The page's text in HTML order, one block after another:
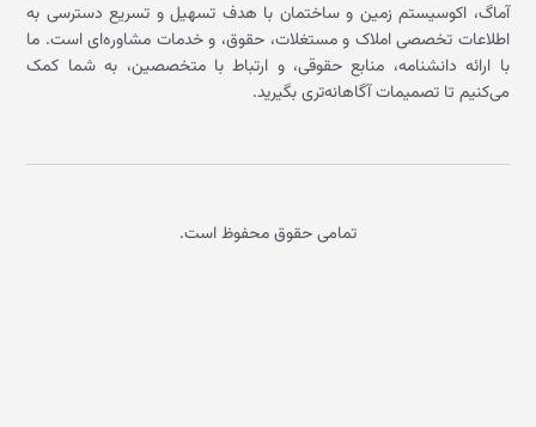
آماگ، اکوسیستم زمین و ساختمان با هدف تسهیل و تسریع دسترسی به
اطلاعات تخصصی املاک و مستغلات، حقوق، و خدمات مشاوره‌ای است. ما
با ارائه دانشنامه، منابع حقوقی، و ارتباط با متخصصین، به شما کمک
می‌کنیم تا تصمیمات آگاهانه‌تری بگیرید.
تمامی حقوق محفوظ است.